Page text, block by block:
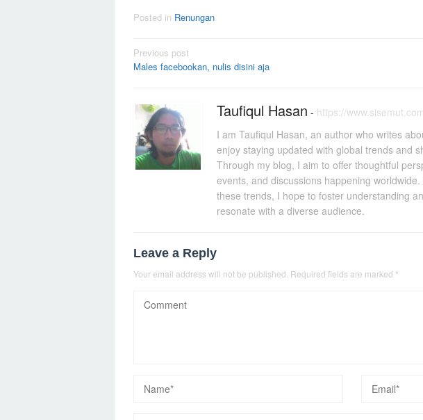
Posted in Renungan
Post
navigation
Previous post
Males facebookan, nulis disini aja
Taufiqul Hasan - https://www.sisemut.com
I am Taufiqul Hasan, an author who writes
enjoy staying updated with global trends and
Through my blog, I aim to offer thoughtful
events, and discussions happening
these trends, I hope to foster understanding
resonate with a diverse audience.
Leave a Reply
Your email address will not be published. Required fields are marked *